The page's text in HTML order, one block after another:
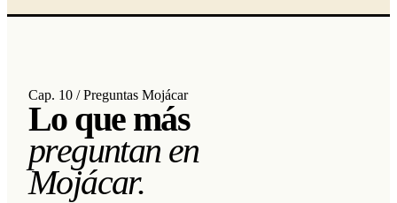
Cap. 10 / Preguntas Mojácar
Lo que más
preguntan en
Mojácar.